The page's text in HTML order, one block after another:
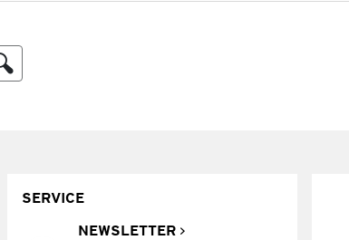
SERVICE
NEWSLETTER